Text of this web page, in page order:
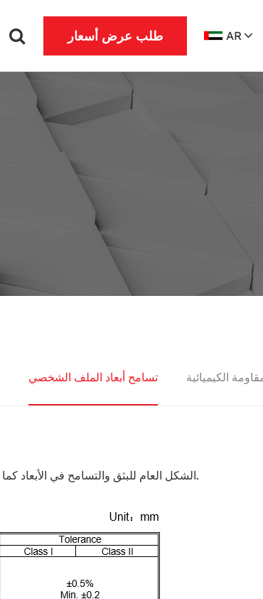
طلب عرض أسعار AR
تسامح أبعاد الملف الشخصي الكيميائية
الشكل العام للبثق والتسامح في الأبعاد كما هو موضح أدناه. سيتم تطبيق الفئة الأولى والتي يمكنها تلبية جميع المعايير الدولية تقريبًا. سيتم تطبيق الفئة الثانية عند الطلب.